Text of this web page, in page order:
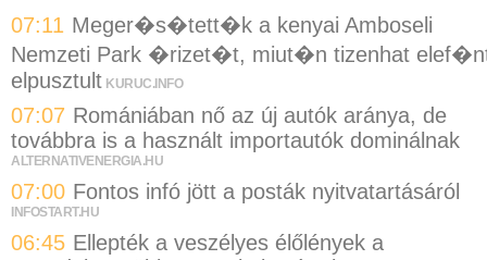
07:11 Meger�s�tett�k a kenyai Amboseli
Nemzeti Park �rizet�t, miut�n tizenhat
elpusztult KURUC.INFO
07:07 Romániában nő az új autók aránya, de
továbbra is a használt importautók dominálnak
ALTERNATIVENERGIA.HU
07:00 Fontos infó jött a posták nyitvatartásáról
INFOSTART.HU
06:45 Ellepték a veszélyes élőlények a